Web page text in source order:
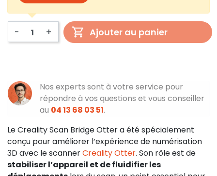
- + Ajouter au panier
Nos experts sont à votre service pour
répondre à vos questions et vous conseiller
au 04 13 68 03 51.
Le Creality Scan Bridge Otter a été spécialement
conçu pour améliorer l’expérience de numérisation
3D avec le scannerCreality Otter. Son rôle est de
stabiliser l’appareil et de fluidifier les